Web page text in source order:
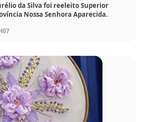
da Silva foi reeleito Superior
Nossa Senhora Aparecida.